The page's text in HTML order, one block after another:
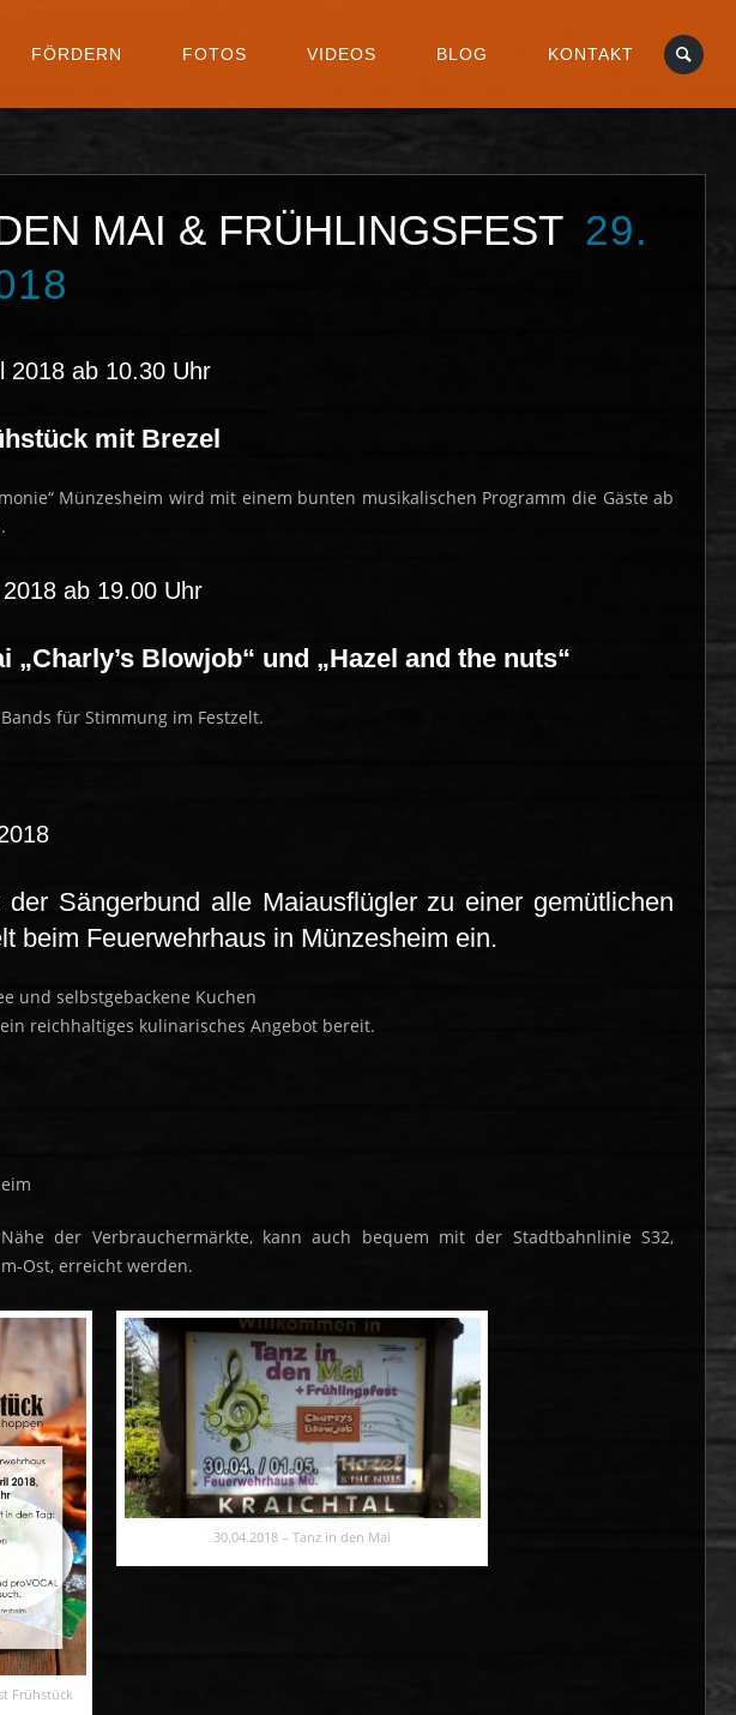
FÖRDERN FOTOS VIDEOS BLOG KONTAKT
MAI & FRÜHLINGSFEST 29.
2018 ab 10.30 Uhr
mit Brezel
Münzesheim wird mit einem bunten musikalischen Programm die Gäste ab
ab 19.00 Uhr
„Charly’s Blowjob“ und „Hazel and the nuts“
für Stimmung im Festzelt.
Sängerbund alle Maiausflügler zu einer gemütlichen
beim Feuerwehrhaus in Münzesheim ein.
und selbstgebackene Kuchen
reichhaltiges kulinarisches Angebot bereit.
der Verbrauchermärkte, kann auch bequem mit der Stadtbahnlinie S32,
Ost, erreicht werden.
Frühstück
30.04.2018 – Tanz in den Mai